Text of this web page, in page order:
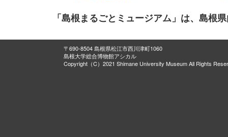
「島根まるごとミュージアム」は、島根
〒690-8504 島根県松江市西川津町1060
島根大学総合博物館アシカル
Copyright（C）2021 Shimane University Museum All Rights